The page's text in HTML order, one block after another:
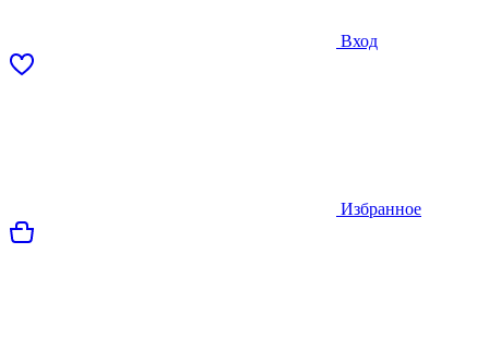
Вход
Избранное